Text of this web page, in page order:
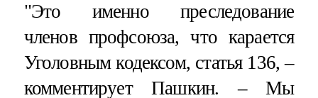
"Это именно преследование
членов профсоюза, что карается
Уголовным кодексом, статья 136, –
комментирует Пашкин. – Мы